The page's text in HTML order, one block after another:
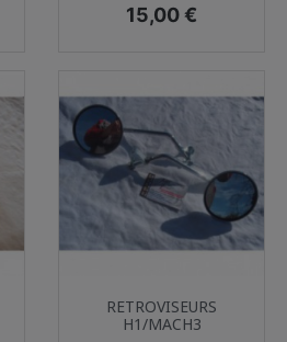
Prix
15,00 €
RETROVISEURS
H1/MACH3